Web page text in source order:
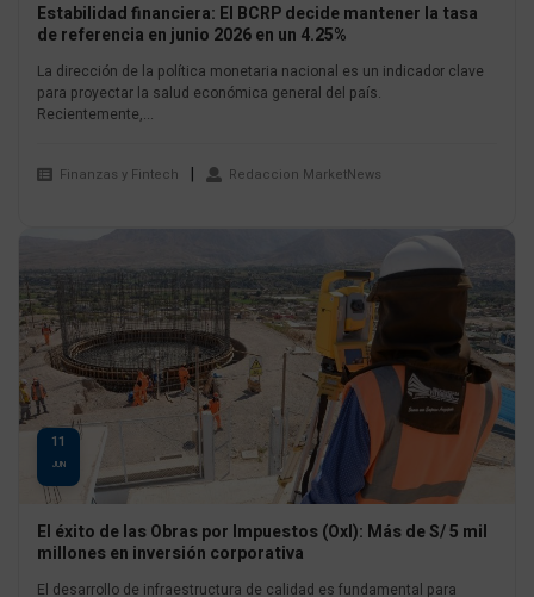
Estabilidad financiera: El BCRP decide mantener la tasa
de referencia en junio 2026 en un 4.25%
La dirección de la política monetaria nacional es un indicador clave
para proyectar la salud económica general del país.
Recientemente,...
Finanzas y Fintech Redaccion MarketNews
11
JUN
El éxito de las Obras por Impuestos (OxI): Más de S/ 5 mil
millones en inversión corporativa
El desarrollo de infraestructura de calidad es fundamental para